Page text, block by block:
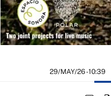
29/MAY/26- 10:39